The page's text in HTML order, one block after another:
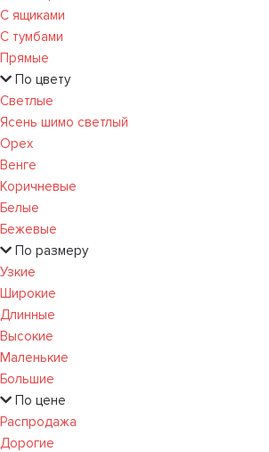
С ящиками
С тумбами
Прямые
По цвету
Светлые
Ясень шимо светлый
Орех
Венге
Коричневые
Белые
Бежевые
По размеру
Узкие
Широкие
Длинные
Высокие
Маленькие
Большие
По цене
Распродажа
Дорогие